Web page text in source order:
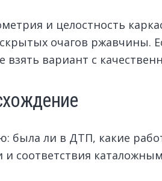
и целостность
очагов ржавчины.
взять вариант с
была ли в ДТП, какие
соответствия